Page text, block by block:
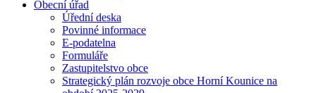
Obecní úřad
Úřední deska
Povinné informace
E-podatelna
Formuláře
Zastupitelstvo obce
Strategický plán rozvoje obce Horní Kounice na